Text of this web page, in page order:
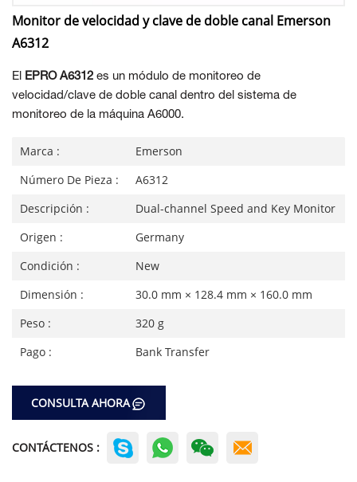
Monitor de velocidad y clave de doble canal Emerson
A6312
El EPRO A6312 es un módulo de monitoreo de
velocidad/clave de doble canal dentro del sistema de
monitoreo de la máquina A6000.
Marca :
Emerson
Número De Pieza :
A6312
Descripción :
Dual-channel Speed and Key Monitor
Origen :
Germany
Condición :
New
Dimensión :
30.0 mm × 128.4 mm × 160.0 mm
Peso :
320 g
Pago :
Bank Transfer
CONSULTA AHORA
CONTÁCTENOS :